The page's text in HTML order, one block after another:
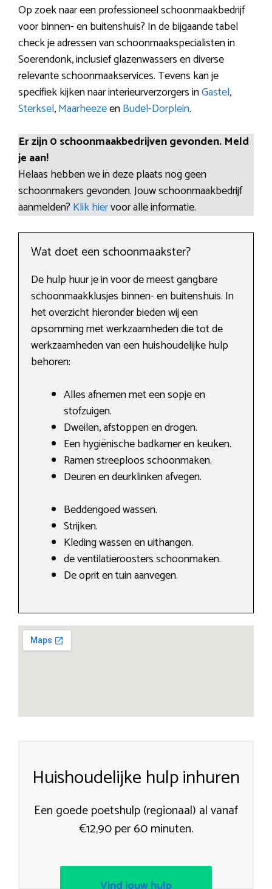
Op zoek naar een professioneel schoonmaakbedrijf
voor binnen- en buitenshuis? In de bijgaande tabel
check je adressen van schoonmaakspecialisten in
Soerendonk, inclusief glazenwassers en diverse
relevante schoonmaakservices. Tevens kan je
specifiek kijken naar interieurverzorgers inGastel,
Sterksel,MaarheezeenBudel-Dorplein.
Er zijn 0 schoonmaakbedrijven gevonden. Meld
je aan!
Helaas hebben we in deze plaats nog geen
schoonmakers gevonden. Jouw schoonmaakbedrijf
aanmelden? Klik hiervoor alle informatie.
Wat doet een schoonmaakster?
De hulp huur je in voor de meest gangbare
schoonmaakklusjes binnen- en buitenshuis. In
het overzicht hieronder bieden wij een
opsomming met werkzaamheden die tot de
werkzaamheden van een huishoudelijke hulp
behoren:
Alles afnemen met een sopje en
stofzuigen.
Dweilen, afstoppen en drogen.
Een hygiënische badkamer en keuken.
Ramen streeploos schoonmaken.
Deuren en deurklinken afvegen.
Beddengoed wassen.
Strijken.
Kleding wassen en uithangen.
de ventilatieroosters schoonmaken.
De oprit en tuin aanvegen.
Huishoudelijke hulp inhuren
Een goede poetshulp (regionaal) al vanaf
€12,90 per 60 minuten.